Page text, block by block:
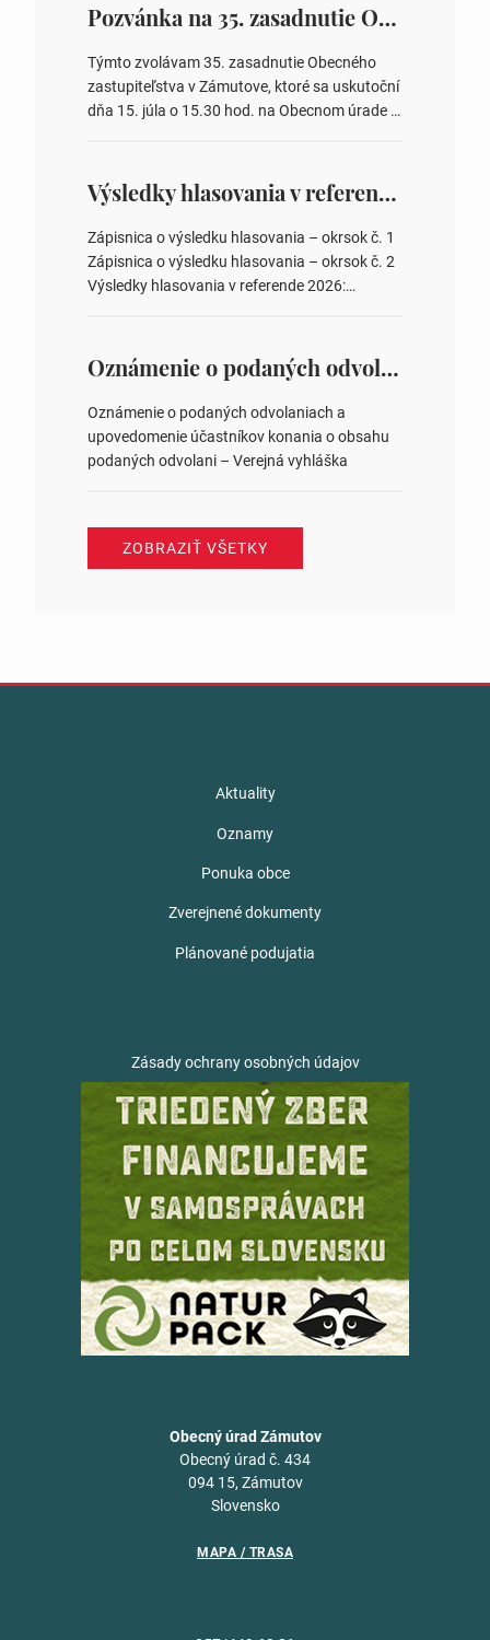
Pozvánka na 35. zasadnutie OZ v Zámutove
Týmto zvolávam 35. zasadnutie Obecného
zastupiteľstva v Zámutove, ktoré sa uskutoční
dňa 15. júla o 15.30 hod. na Obecnom úrade v
overovateľov zápisnice 3. Určenie volebných
obvodov pre voľby poslancov obecných
zastupiteľstiev, počtu poslancov obecných
zastupiteľstiev v nich 4. Schválenie odpredaja
obecného pozemku –…
Výsledky hlasovania v referende 2026
Zápisnica o výsledku hlasovania – okrsok č. 1
Zápisnica o výsledku hlasovania – okrsok č. 2
Výsledky hlasovania v referende 2026:
ysledky.html
Oznámenie o podaných odvolaniach a upovedomenie účastníkov konania o obsahu podaných odvolani – Verejná vyhláška
Oznámenie o podaných odvolaniach a
upovedomenie účastníkov konania o obsahu
podaných odvolani – Verejná vyhláška
ZOBRAZIŤ VŠETKY
Aktuality
Oznamy
Ponuka obce
Zverejnené dokumenty
Plánované podujatia
Zásady ochrany osobných údajov
Obecný úrad Zámutov
Obecný úrad č. 434
094 15, Zámutov
Slovensko
MAPA / TRASA